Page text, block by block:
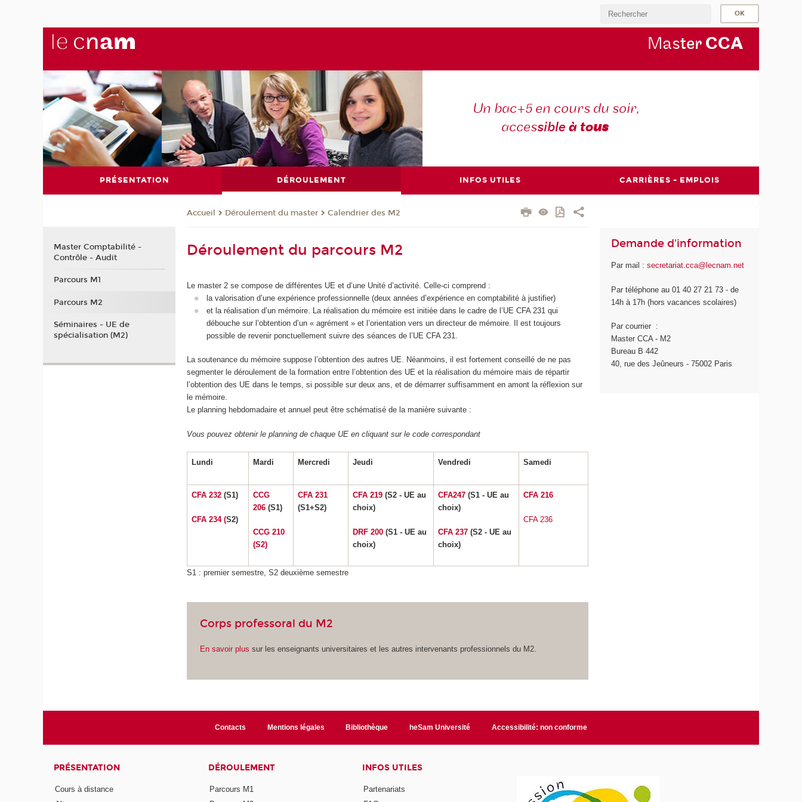
Master CCA
Un bac+5 en cours du soir,
accessible à tous
PRÉSENTATION DÉROULEMENT INFOS UTILES CARRIÈRES - EMPLOIS
Accueil Déroulement du master Calendrier des M2
Déroulement du parcours M2
Le master 2 se compose de différentes UE et d’une Unité d’activité. Celle-ci comprend :
la valorisation d’une expérience professionnelle (deux années d’expérience en comptabilité à justifier)
et la réalisation d’un mémoire. La réalisation du mémoire est initiée dans le cadre de l’UE CFA 231 qui
débouche sur l’obtention d’un « agrément » et l’orientation vers un directeur de mémoire. Il est toujours
possible de revenir ponctuellement suivre des séances de l’UE CFA 231.
La soutenance du mémoire suppose l’obtention des autres UE. Néanmoins, il est fortement conseillé de ne pas
segmenter le déroulement de la formation entre l’obtention des UE et la réalisation du mémoire mais de répartir
l’obtention des UE dans le temps, si possible sur deux ans, et de démarrer suffisamment en amont la réflexion sur
le mémoire.
Le planning hebdomadaire et annuel peut être schématisé de la manière suivante :
Vous pouvez obtenir le planning de chaque UE en cliquant sur le code correspondant
Lundi Mardi Mercredi Jeudi Vendredi Samedi
CFA 232(S1)
CFA 234 (S2)
CCG
206 (S1)
CCG 210
(S2)
CFA 231
(S1+S2)
CFA 219 (S2 - UE au
choix)
DRF 200 (S1 - UE au
choix)
CFA247 (S1 - UE au
choix)
CFA 237 (S2 - UE au
choix)
CFA 216
CFA 236
S1 : premier semestre, S2 deuxième semestre
Corps professoral du M2
En savoir plus sur les enseignants universitaires et les autres intervenants professionnels du M2.
Demande d'information
Par mail :secretariat.cca@lecnam.net
Par téléphone au 01 40 27 21 73 - de
14h à 17h (hors vacances scolaires)
Par courrier :
Master CCA - M2
Bureau B 442
40, rue des Jeûneurs - 75002 Paris
Master Comptabilité -
Contrôle - Audit
Parcours M1
Parcours M2
Séminaires - UE de
spécialisation (M2)
Contacts Mentions légales Bibliothèque heSam Université Accessibilité: non conforme
PRÉSENTATION
Cours à distance
DÉROULEMENT
Parcours M1
INFOS UTILES
Partenariats